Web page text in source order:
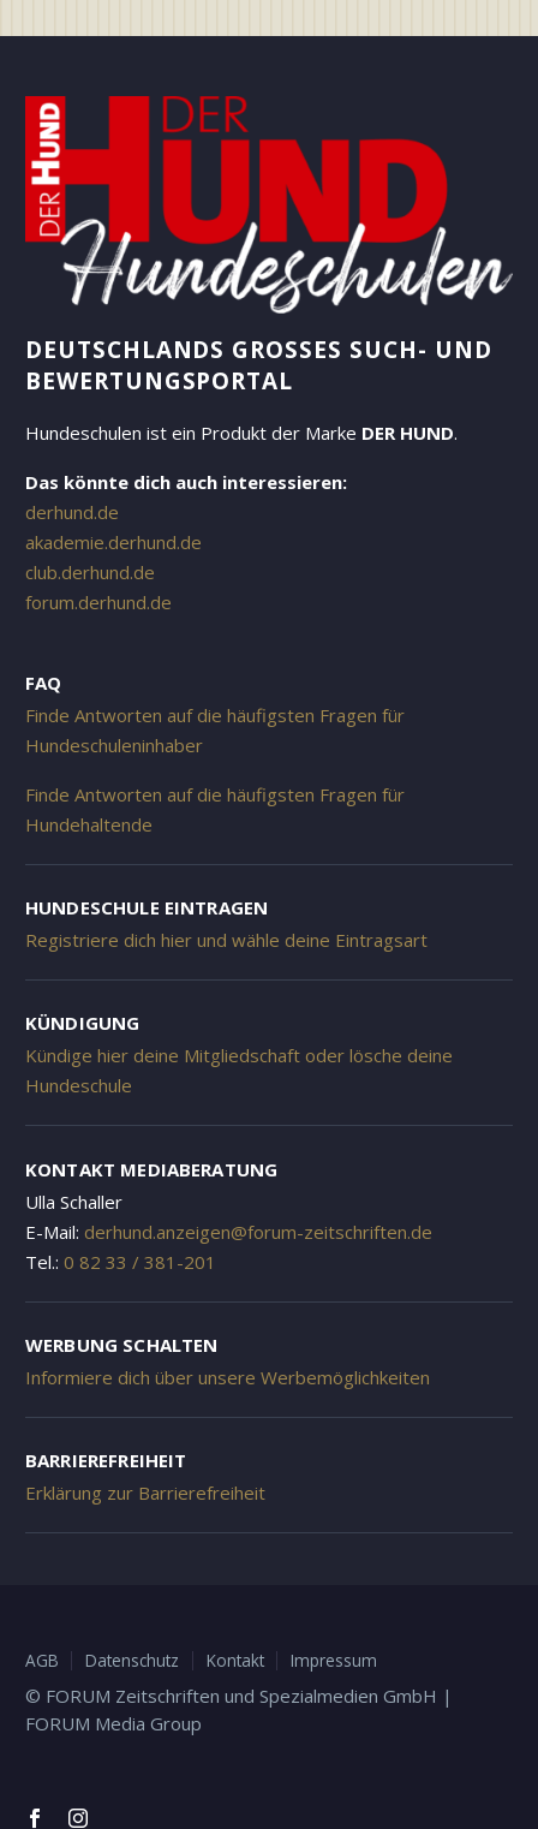
DEUTSCHLANDS GROSSES SUCH- UND B
EWERTUNGSPORTAL
Hundeschulen ist ein Produkt der Marke DER HUND.
Das könnte dich auch interessieren:
derhund.de
akademie.derhund.de
club.derhund.de
forum.derhund.de
FAQ
Finde Antworten auf die häufigsten Fragen für
Hundeschuleninhaber
Finde Antworten auf die häufigsten Fragen für
Hundehaltende
HUNDESCHULE EINTRAGEN
Registriere dich hier und wähle deine Eintragsart
KÜNDIGUNG
Kündige hier deine Mitgliedschaft oder lösche deine
Hundeschule
KONTAKT MEDIABERATUNG
Ulla Schaller
E-Mail: derhund.anzeigen@forum-zeitschriften.de
Tel.: 0 82 33 / 381-201
WERBUNG SCHALTEN
Informiere dich über unsere Werbemöglichkeiten
BARRIEREFREIHEIT
Erklärung zur Barrierefreiheit
AGB Datenschutz Kontakt Impressum
© FORUM Zeitschriften und Spezialmedien GmbH |
FORUM Media Group